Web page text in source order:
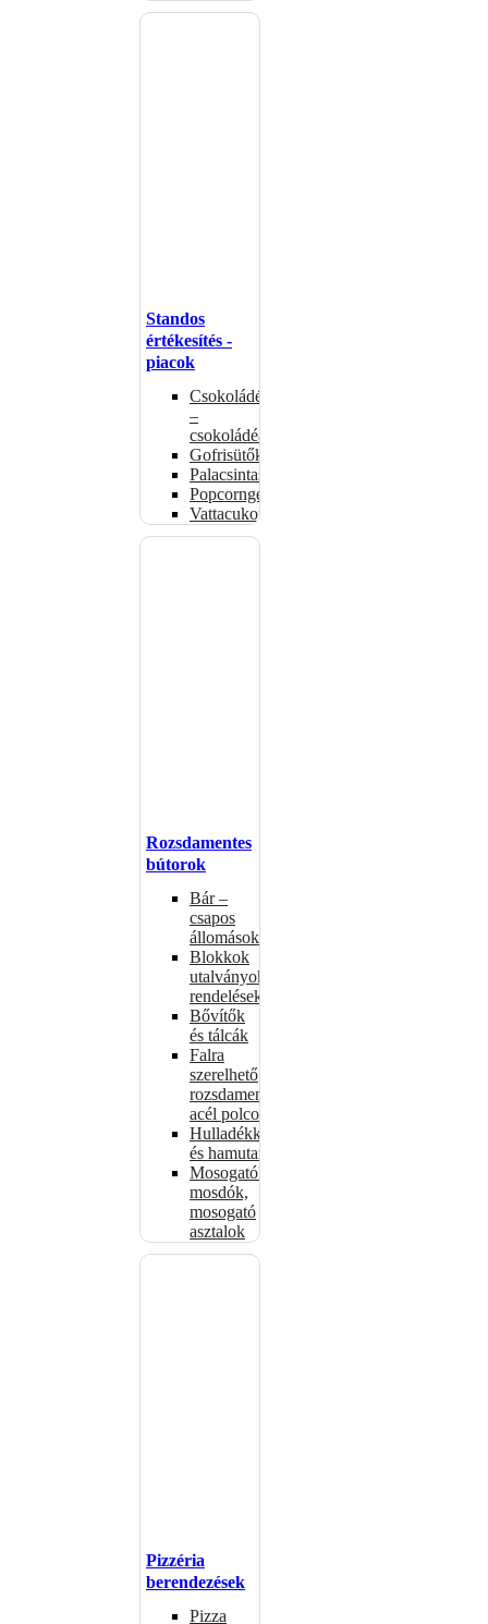
Standos
értékesítés -
piacok
Csokoládémelegítők
–
csokoládéadagolók
Gofrisütők
Palacsintasütők
Popcorngépek
Vattacukorgép
Rozsdamentes
bútorok
Bár –
csapos
állomások
Blokkok
utalványokhoz,
rendelésekhez
Bővítők
és tálcák
Falra
szerelhető
rozsdamentes
acél polcok
Hulladékkosarak
és hamutartók
Mosogatók,
mosdók,
mosogató
asztalok
Pizzéria
berendezések
Pizza